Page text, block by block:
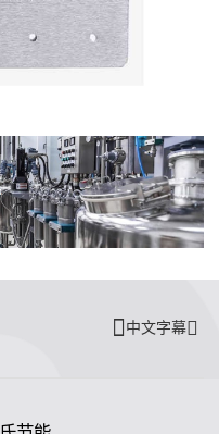
中文字幕